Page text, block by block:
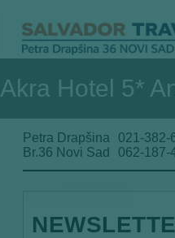
Akra Hotel 5*
Petra Drapšina
Br.36 Novi Sad
021-382-
062-187-